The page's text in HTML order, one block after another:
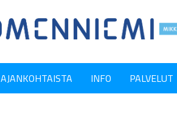
AJANKOHTAISTA INFO PALVELUT